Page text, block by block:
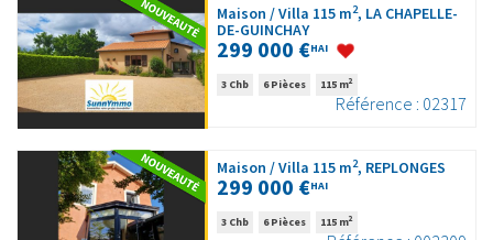
Maison / Villa 115 m2, LA CHAPELLE-
DE-GUINCHAY
299 000 €HAI
3 Chb 6 Pièces 115 m2
Référence : 02317
Maison / Villa 115 m2, REPLONGES
299 000 €HAI
3 Chb 6 Pièces 115 m2